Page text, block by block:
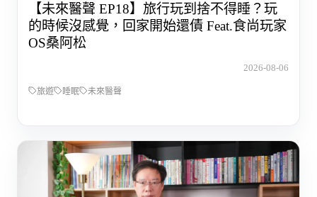
【未來醫聲 EP18】旅行玩到捨不得睡？玩
的時候沒感覺，回家開始還債 Feat.食尚玩家
OS桑阿松
2026-08-06
旅遊 睡眠 未來醫聲